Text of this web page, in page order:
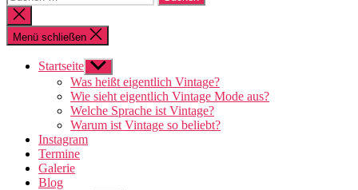
nach:
Suche
schließen
Menü schließen
Startseite Untermenü
anzeigen
Was heißt eigentlich Vintage?
Wie sieht eigentlich Vintage Mode aus?
Welche Sprache ist Vintage?
Warum ist Vintage so beliebt?
Instagram
Termine
Galerie
Blog